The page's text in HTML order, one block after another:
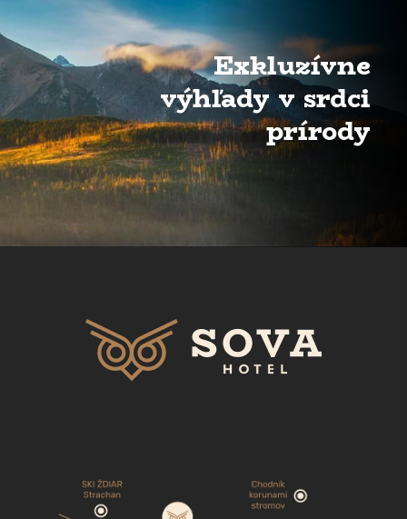
Exkluzívne
výhľady v srdci
prírody